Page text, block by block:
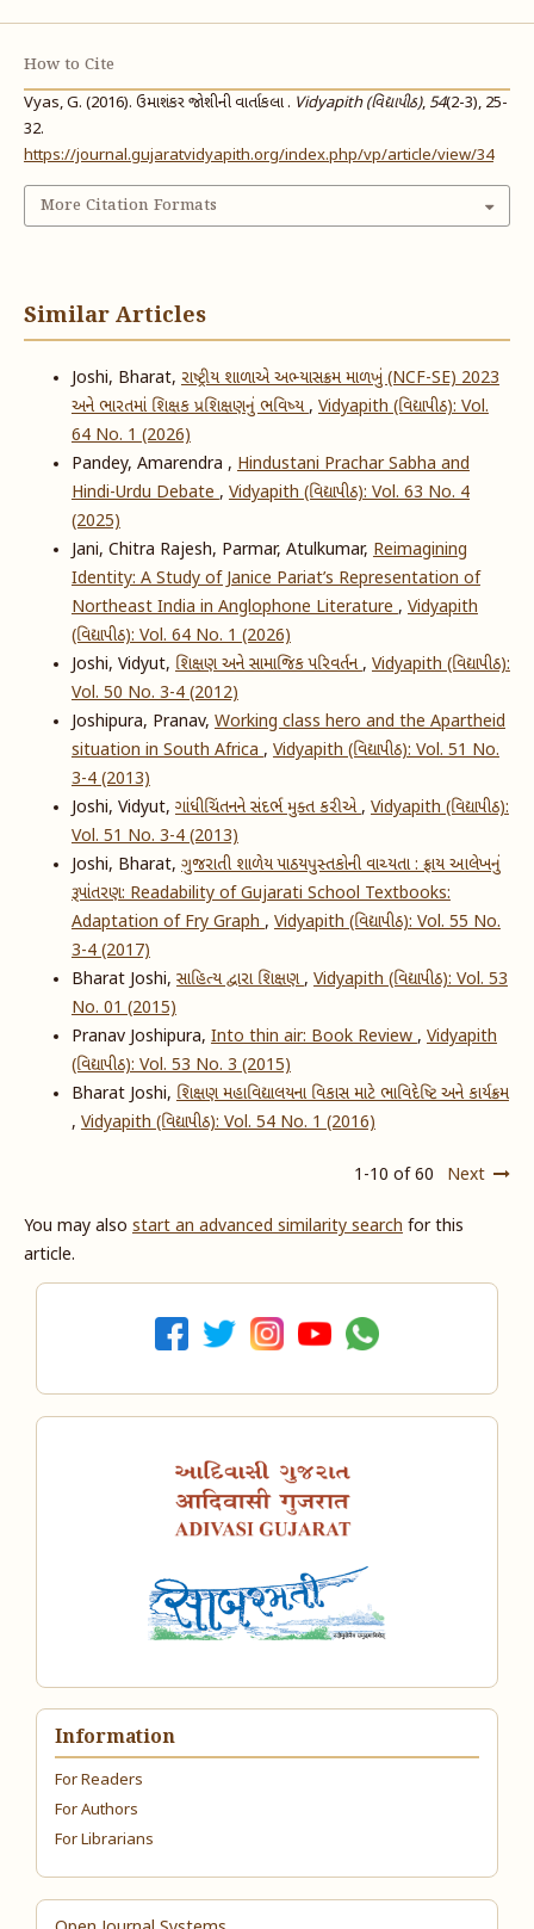
How to Cite
Vyas, G. (2016). ઉમાશંકર જોશીની વાર્તાકલા . Vidyapith (વિદ્યાપીઠ), 54(2-3), 25-
32.
https://journal.gujaratvidyapith.org/index.php/vp/article/view/34
More Citation Formats
Similar Articles
Joshi, Bharat, રાષ્ટ્રીય શાળાએ અભ્યાસક્રમ માળખું (NCF-SE) 2023
અને ભારતમાં શિક્ષક પ્રશિક્ષણનું ભવિષ્ય, Vidyapith (વિદ્યાપીઠ): Vol.
64 No. 1 (2026)
Pandey, Amarendra , Hindustani Prachar Sabha and
Hindi-Urdu Debate, Vidyapith (વિદ્યાપીઠ): Vol. 63 No. 4
(2025)
Jani, Chitra Rajesh, Parmar, Atulkumar, Reimagining
Identity: A Study of Janice Pariat’s Representation of
Northeast India in Anglophone Literature, Vidyapith
(વિદ્યાપીઠ): Vol. 64 No. 1 (2026)
Joshi, Vidyut, શિક્ષણ અને સામાજિક પરિવર્તન, Vidyapith (વિદ્યાપીઠ):
Vol. 50 No. 3-4 (2012)
Joshipura, Pranav, Working class hero and the Apartheid
situation in South Africa, Vidyapith (વિદ્યાપીઠ): Vol. 51 No.
3-4 (2013)
Joshi, Vidyut, ગાંધીચિંતનને સંદર્ભ મુક્ત કરીએ, Vidyapith (વિદ્યાપીઠ):
Vol. 51 No. 3-4 (2013)
Joshi, Bharat, ગુજરાતી શાળેય પાઠયપુસ્તકોની વાચ્યતા : ફ્રાય આલેખનું
રૂપાંતરણ: Readability of Gujarati School Textbooks:
Adaptation of Fry Graph, Vidyapith (વિદ્યાપીઠ): Vol. 55 No.
3-4 (2017)
Bharat Joshi, સાહિત્ય દ્વારા શિક્ષણ, Vidyapith (વિદ્યાપીઠ): Vol. 53
No. 01 (2015)
Pranav Joshipura, Into thin air: Book Review, Vidyapith
(વિદ્યાપીઠ): Vol. 53 No. 3 (2015)
Bharat Joshi, શિક્ષણ મહાવિદ્યાલયના વિકાસ માટે ભાવિદેષ્ટિ અને કાર્યક્રમ
, Vidyapith (વિદ્યાપીઠ): Vol. 54 No. 1 (2016)
1-10 of 60 Next
You may also start an advanced similarity searchfor this
article.
Information
For Readers
For Authors
For Librarians